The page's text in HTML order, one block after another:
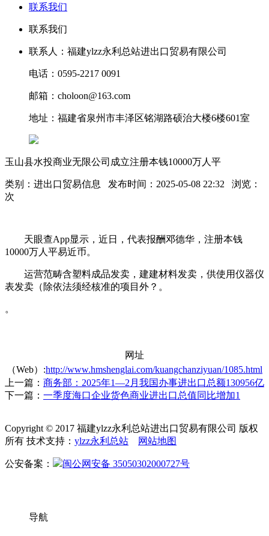
联系我们
联系我们
联系人：福建ylzz永利总站进出口贸易有限公司
电话：0595-2217 0091
邮箱：choloon@163.com
地址：福建省泉州市丰泽区铭湖路硕治大楼6楼601室
玉山县水投商业无限公司成立注册本钱10000万人平
类别：进出口贸易信息 发布时间：2025-05-08 22:32 浏览：
次
天眼查App显示，近日，代表报酬邓德华，注册本钱
10000万人平易近币。
运营范畴含塑料成品发卖，建建材料发卖，供使用仪器仪
表发卖（除依法须经核准的项目外？。
。
网址
（Web）:http://www.hmshenglai.com/kuangchanziyuan/1085.html
上一篇： 商务部：2025年1—2月我国办事进出口总额130956亿
下一篇： 一季度海口企业货色商业进出口总值同比增加1
Copyright © 2017 福建ylzz永利总站进出口贸易有限公司 版权
所有 技术支持： ylzz永利总站 网站地图
公安备案： 闽公网安备 35050302000727号
导航